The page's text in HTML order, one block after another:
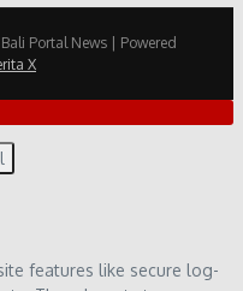
Portal News | Powered
X
features like secure log-